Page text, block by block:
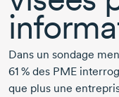
Dans un sondage
61 % des PME
que plus une